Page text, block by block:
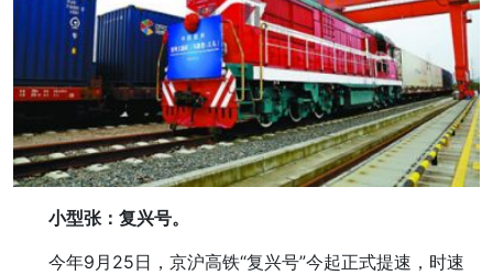
小型张：复兴号。
今年9月25日，京沪高铁“复兴号”今起正式提速，时速